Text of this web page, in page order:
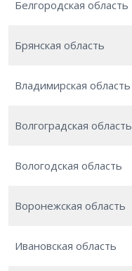
Белгородская область
Брянская область
Владимирская область
Волгоградская область
Вологодская область
Воронежская область
Ивановская область